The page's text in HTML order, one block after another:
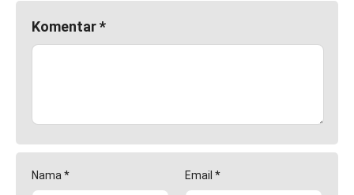
Komentar*
Nama * Email *